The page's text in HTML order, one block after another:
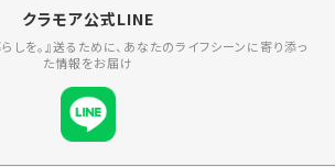
クラモア公式LINE
らしを。』送るために、あなたのライフシーンに寄り添っ
た情報をお届け